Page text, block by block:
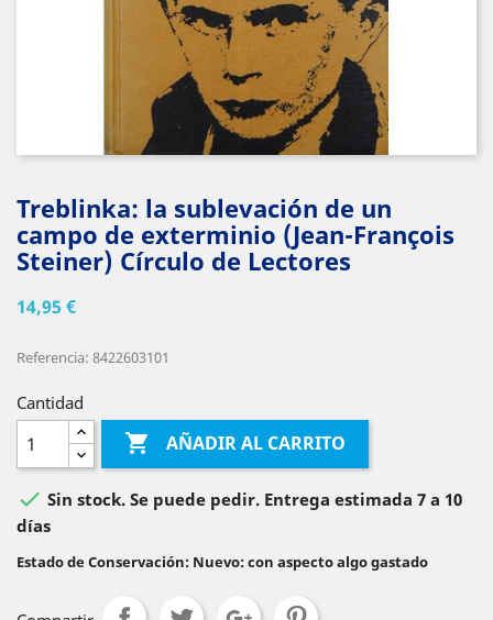
Treblinka: la sublevación de un
campo de exterminio (Jean-François
Steiner) Círculo de Lectores
14,95 €
Referencia: 8422603101
Cantidad
 AÑADIR AL CARRITO
 Sin stock. Se puede pedir. Entrega estimada 7 a 10
días
Estado de Conservación: Nuevo: con aspecto algo gastado